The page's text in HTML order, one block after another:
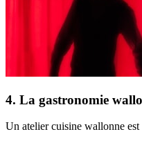
4. La gastronomie
Un atelier cuisine wallonne est